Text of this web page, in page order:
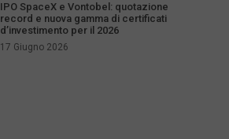
IPO SpaceX e Vontobel: quotazione
record e nuova gamma di certificati
d’investimento per il 2026
17 Giugno 2026